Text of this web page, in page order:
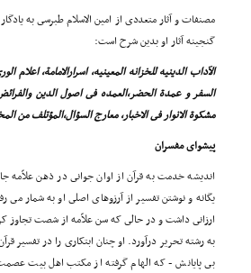
مصنفات و آثار متعددى از امین الاسلام طبرسى به
گنجینه آثار او بدین شرح است:
الآداب الدینیه للخزانه المعینیه، اسرارالامامة،
السفر و عمدة الحضر،العمده فى اصول الدین والفرائض
مشکوة الانوار فى الاخبار، معارج السؤال،المؤتلف من
پیشواى مفسران
اندیشه خدمت به قرآن از اوان جوانى در ذهن
یگانه و نوشتن تفسیر از آرزوهاى اصلى او به شمار مى
ارزانى داشت و در حالى که سن علاّمه از شصت تجاوز
به رشته تحریر درآورد. او چنان ابتکارى را در تفسیر
بى پایانش - که الهام گرفته از مکتب اهل بیت